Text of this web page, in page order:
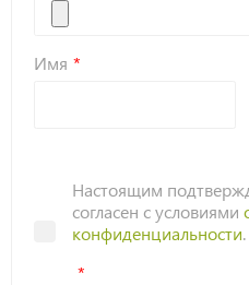
Имя
Настоящим
согласен с условиями
конфиденциальности.